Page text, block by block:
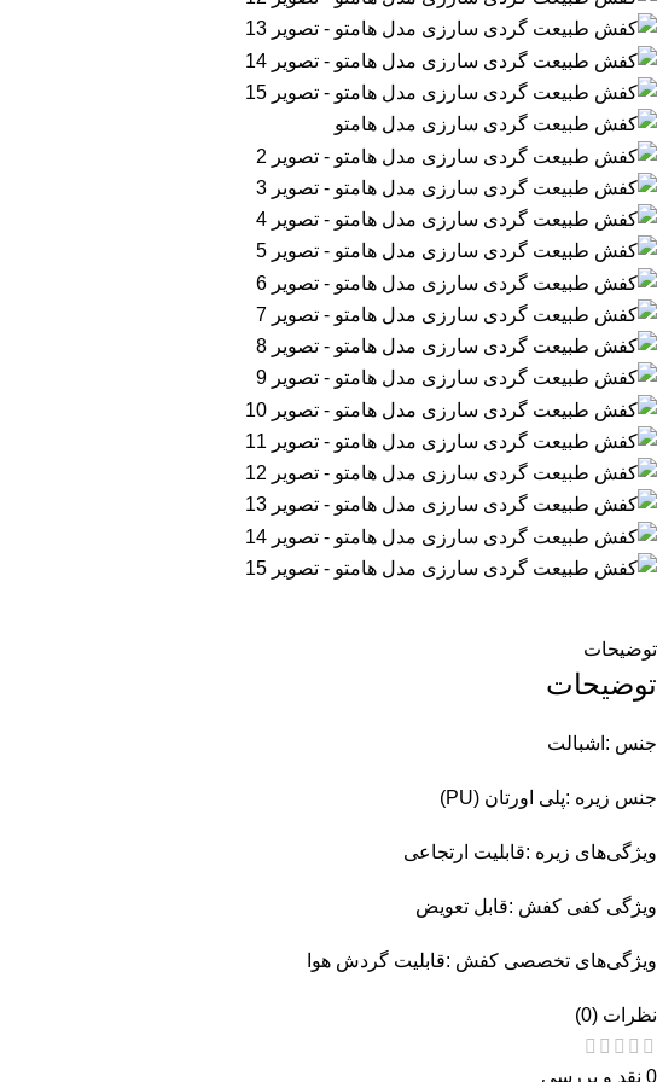
توضیحات
توضیحات
جنس :اشبالت
جنس زیره :پلی اورتان (PU)
ویژگی‌های زیره :قابلیت ارتجاعی
ویژگی کفی کفش :قابل تعویض
ویژگی‌های تخصصی کفش :قابلیت گردش هوا
نظرات (0)
0 نقد و بررسی